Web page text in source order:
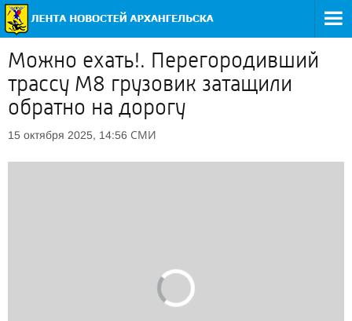
Можно ехать!. Перегородивший
трассу М8 грузовик затащили
обратно на дорогу
15 октября 2025, 14:56 СМИ